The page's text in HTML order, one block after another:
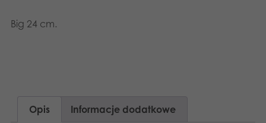
Français
Big 24 cm.
Opis Informacje dodatkowe